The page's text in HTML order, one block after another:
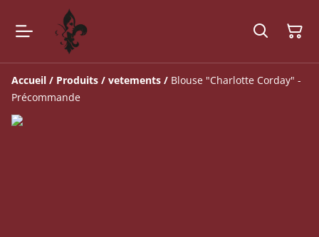
Accueil / Produits / vetements / Blouse "Charlotte Corday" -
Précommande